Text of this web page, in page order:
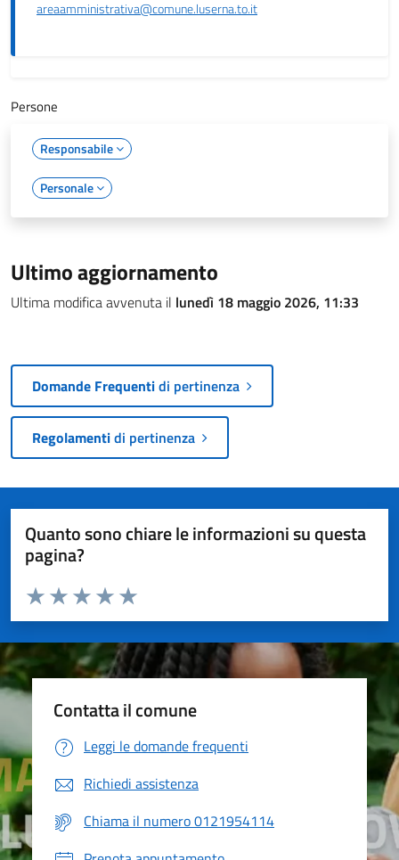
areaamministrativa@comune.luserna.to.it
Persone
Responsabile
Personale
Ultimo aggiornamento
Ultima modifica avvenuta il lunedì 18 maggio 2026, 11:33
Domande Frequentidi pertinenza
Regolamentidi pertinenza
Quanto sono chiare le informazioni su questa
pagina?
Valuta da 1 a 5 stelle la pagina
Valuta 5 stelle su 5
Valuta 4 stelle su 5
Valuta 3 stelle su 5
Valuta 2 stelle su 5
Valuta 1 stelle su 5
Contatta il comune
Leggi le domande frequenti
Richiedi assistenza
Chiama il numero 0121954114